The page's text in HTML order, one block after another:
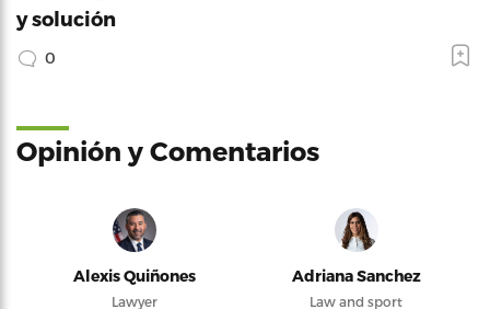
y solución
0
Opinión y Comentarios
Alexis Quiñones
Lawyer
Adriana Sanchez
Law and sport